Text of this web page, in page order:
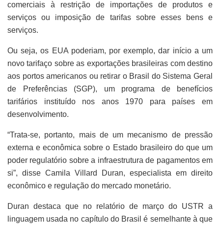
comerciais à restrição de importações de produtos e
serviços ou imposição de tarifas sobre esses bens e
serviços.
Ou seja, os EUA poderiam, por exemplo, dar início a um
novo tarifaço sobre as exportações brasileiras com destino
aos portos americanos ou retirar o Brasil do Sistema Geral
de Preferências (SGP), um programa de benefícios
tarifários instituído nos anos 1970 para países em
desenvolvimento.
“Trata-se, portanto, mais de um mecanismo de pressão
externa e econômica sobre o Estado brasileiro do que um
poder regulatório sobre a infraestrutura de pagamentos em
si”, disse Camila Villard Duran, especialista em direito
econômico e regulação do mercado monetário.
Duran destaca que no relatório de março do USTR a
linguagem usada no capítulo do Brasil é semelhante à que